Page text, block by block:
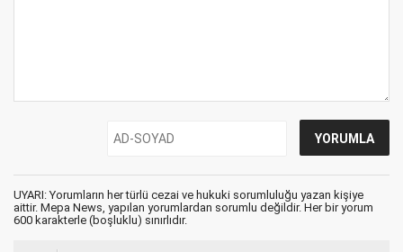
UYARI: Yorumların her türlü cezai ve hukuki sorumluluğu yazan kişiye
aittir. Mepa News, yapılan yorumlardan sorumlu değildir. Her bir yorum
600 karakterle (boşluklu) sınırlıdır.